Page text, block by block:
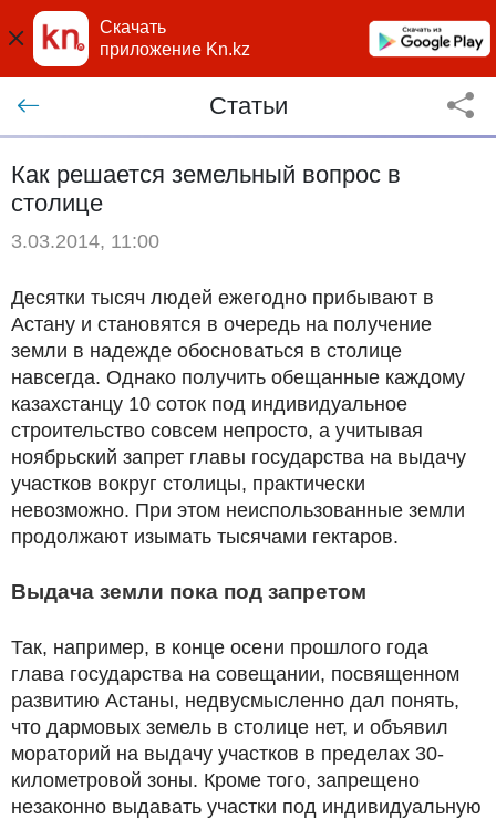
Скачать
приложение Kn.kz
Статьи
Как решается земельный вопрос в
столице
3.03.2014, 11:00
Десятки тысяч людей ежегодно прибывают в
Астану и становятся в очередь на получение
земли в надежде обосноваться в столице
навсегда. Однако получить обещанные каждому
казахстанцу 10 соток под индивидуальное
строительство совсем непросто, а учитывая
ноябрьский запрет главы государства на выдачу
участков вокруг столицы, практически
невозможно. При этом неиспользованные земли
продолжают изымать тысячами гектаров.
Выдача земли пока под запретом
Так, например, в конце осени прошлого года
глава государства на совещании, посвященном
развитию Астаны, недвусмысленно дал понять,
что дармовых земель в столице нет, и объявил
мораторий на выдачу участков в пределах 30-
километровой зоны. Кроме того, запрещено
незаконно выдавать участки под индивидуальную